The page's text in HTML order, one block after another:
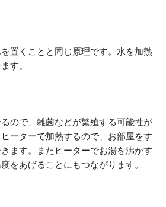
置くことと同じ原理です。水を加熱
す。
ので、雑菌などが繁殖する可能性が
ーターで加熱するので、お部屋をす
ます。またヒーターでお湯を沸かす
をあげることにもつながります。